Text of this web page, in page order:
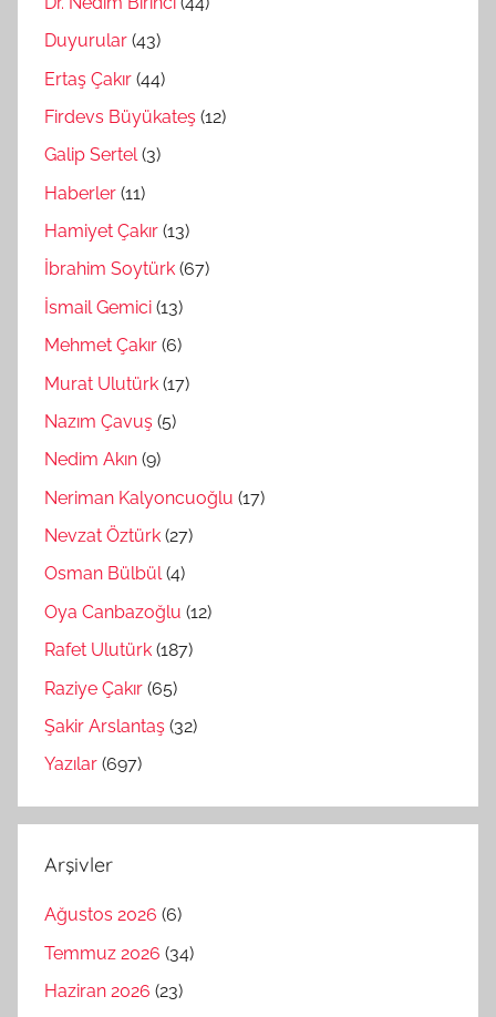
Duyurular (43)
Ertaş Çakır (44)
Firdevs Büyükateş (12)
Galip Sertel(3)
Haberler (11)
Hamiyet Çakır (13)
İbrahim Soytürk (67)
İsmail Gemici (13)
Mehmet Çakır (6)
Murat Ulutürk (17)
Nazım Çavuş (5)
Nedim Akın (9)
Neriman Kalyoncuoğlu (17)
Nevzat Öztürk (27)
Osman Bülbül(4)
Oya Canbazoğlu (12)
Rafet Ulutürk (187)
Raziye Çakır (65)
Şakir Arslantaş (32)
Yazılar (697)
Arşivler
Ağustos 2026 (6)
Temmuz 2026 (34)
Haziran 2026 (23)